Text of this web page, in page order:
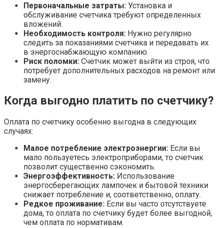
Первоначальные затраты: Установка и
обслуживание счетчика требуют определенных
вложений.
Необходимость контроля: Нужно регулярно
следить за показаниями счетчика и передавать их
в энергоснабжающую компанию.
Риск поломки: Счетчик может выйти из строя, что
потребует дополнительных расходов на ремонт или
замену.
Когда выгодно платить по счетчику?
Оплата по счетчику особенно выгодна в следующих
случаях:
Малое потребление электроэнергии: Если вы
мало пользуетесь электроприборами, то счетчик
позволит существенно сэкономить.
Энергоэффективность: Использование
энергосберегающих лампочек и бытовой техники
снижает потребление и, соответственно, оплату.
Редкое проживание: Если вы часто отсутствуете
дома, то оплата по счетчику будет более выгодной,
чем оплата по нормативам.